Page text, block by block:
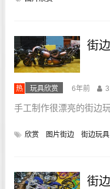
街
热 玩具欣赏 6年前
手工制作很漂亮的街边
欣赏 图片街边 街边玩具
街